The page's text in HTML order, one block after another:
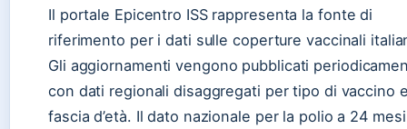
Il portale Epicentro ISS rappresenta la fonte di
riferimento per i dati sulle coperture vaccinali
Gli aggiornamenti vengono pubblicati
con dati regionali disaggregati per tipo di vaccino
fascia d’età. Il dato nazionale per la polio a 24